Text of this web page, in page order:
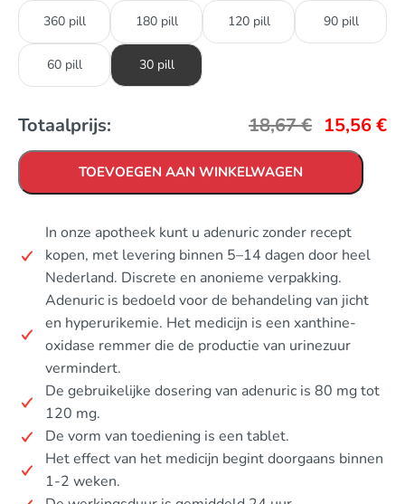
360 pill 180 pill 120 pill 90 pill
60 pill 30 pill
Totaalprijs: 18,67€ 15,56€
TOEVOEGEN AAN WINKELWAGEN
In onze apotheek kunt u adenuric zonder recept
kopen, met levering binnen 5–14 dagen door heel
Nederland. Discrete en anonieme verpakking.
Adenuric is bedoeld voor de behandeling van jicht
en hyperurikemie. Het medicijn is een xanthine-
oxidase remmer die de productie van urinezuur
vermindert.
De gebruikelijke dosering van adenuric is 80 mg tot
120 mg.
De vorm van toediening is een tablet.
Het effect van het medicijn begint doorgaans binnen
1-2 weken.